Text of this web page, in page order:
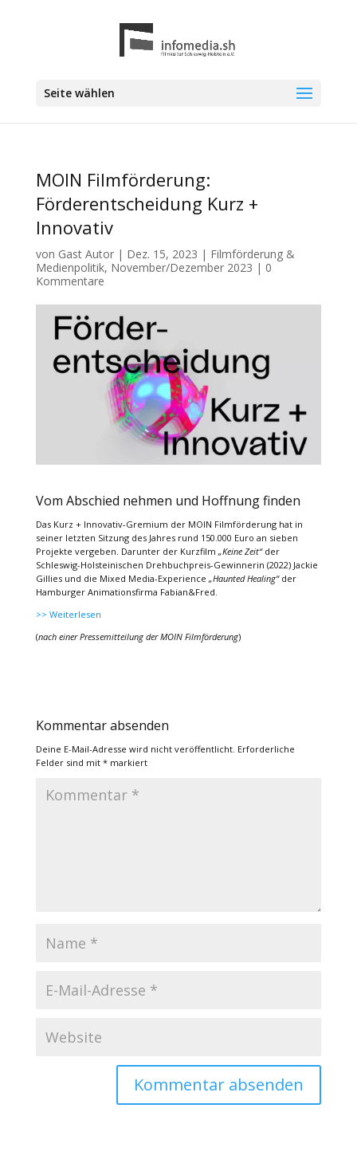
Seite wählen
MOIN Filmförderung:
Förderentscheidung Kurz +
Innovativ
von Gast Autor| Dez. 15, 2023 | Filmförderung &
Medienpolitik, November/Dezember 2023 | 0
Kommentare
Vom Abschied nehmen und Hoffnung finden
Das Kurz + Innovativ-Gremium der MOIN Filmförderung hat in
seiner letzten Sitzung des Jahres rund 150.000 Euro an sieben
Projekte vergeben. Darunter der Kurzfilm „Keine Zeit“der
Schleswig-Holsteinischen Drehbuchpreis-Gewinnerin (2022) Jackie
Gillies und die Mixed Media-Experience „Haunted Healing“der
Hamburger Animationsfirma Fabian&Fred.
>> Weiterlesen
(nach einer Pressemitteilung der MOIN Filmförderung)
Kommentar absenden
Deine E-Mail-Adresse wird nicht veröffentlicht. Erforderliche
Felder sind mit *markiert